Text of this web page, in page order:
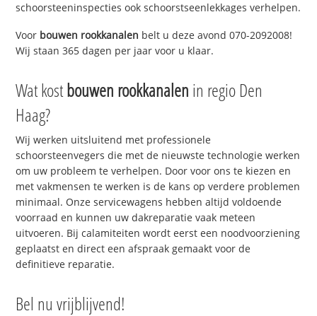
schoorsteeninspecties ook schoorstseenlekkages verhelpen.
Voor bouwen rookkanalen belt u deze avond 070-2092008!
Wij staan 365 dagen per jaar voor u klaar.
Wat kostbouwen rookkanalen in regio Den
Haag?
Wij werken uitsluitend met professionele
schoorsteenvegers die met de nieuwste technologie werken
om uw probleem te verhelpen. Door voor ons te kiezen en
met vakmensen te werken is de kans op verdere problemen
minimaal. Onze servicewagens hebben altijd voldoende
voorraad en kunnen uw dakreparatie vaak meteen
uitvoeren. Bij calamiteiten wordt eerst een noodvoorziening
geplaatst en direct een afspraak gemaakt voor de
definitieve reparatie.
Bel nu vrijblijvend!